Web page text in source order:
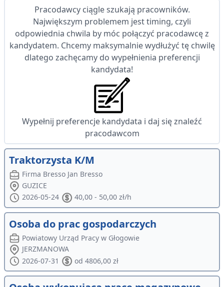
Pracodawcy ciągle szukają pracowników.
Największym problemem jest timing, czyli
odpowiednia chwila by móc połączyć pracodawcę z
kandydatem. Chcemy maksymalnie wydłużyć tę chwilę
dlatego zachęcamy do wypełnienia preferencji
kandydata!
Wypełnij preferencje kandydata i daj się znaleźć
pracodawcom
Traktorzysta K/M
Firma Bresso Jan Bresso
GUZICE
2026-05-24
40,00 - 50,00 zł/h
Osoba do prac gospodarczych
Powiatowy Urząd Pracy w Głogowie
JERZMANOWA
2026-07-31
od 4806,00 zł